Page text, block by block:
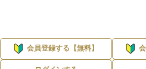
会員登録する【無料】